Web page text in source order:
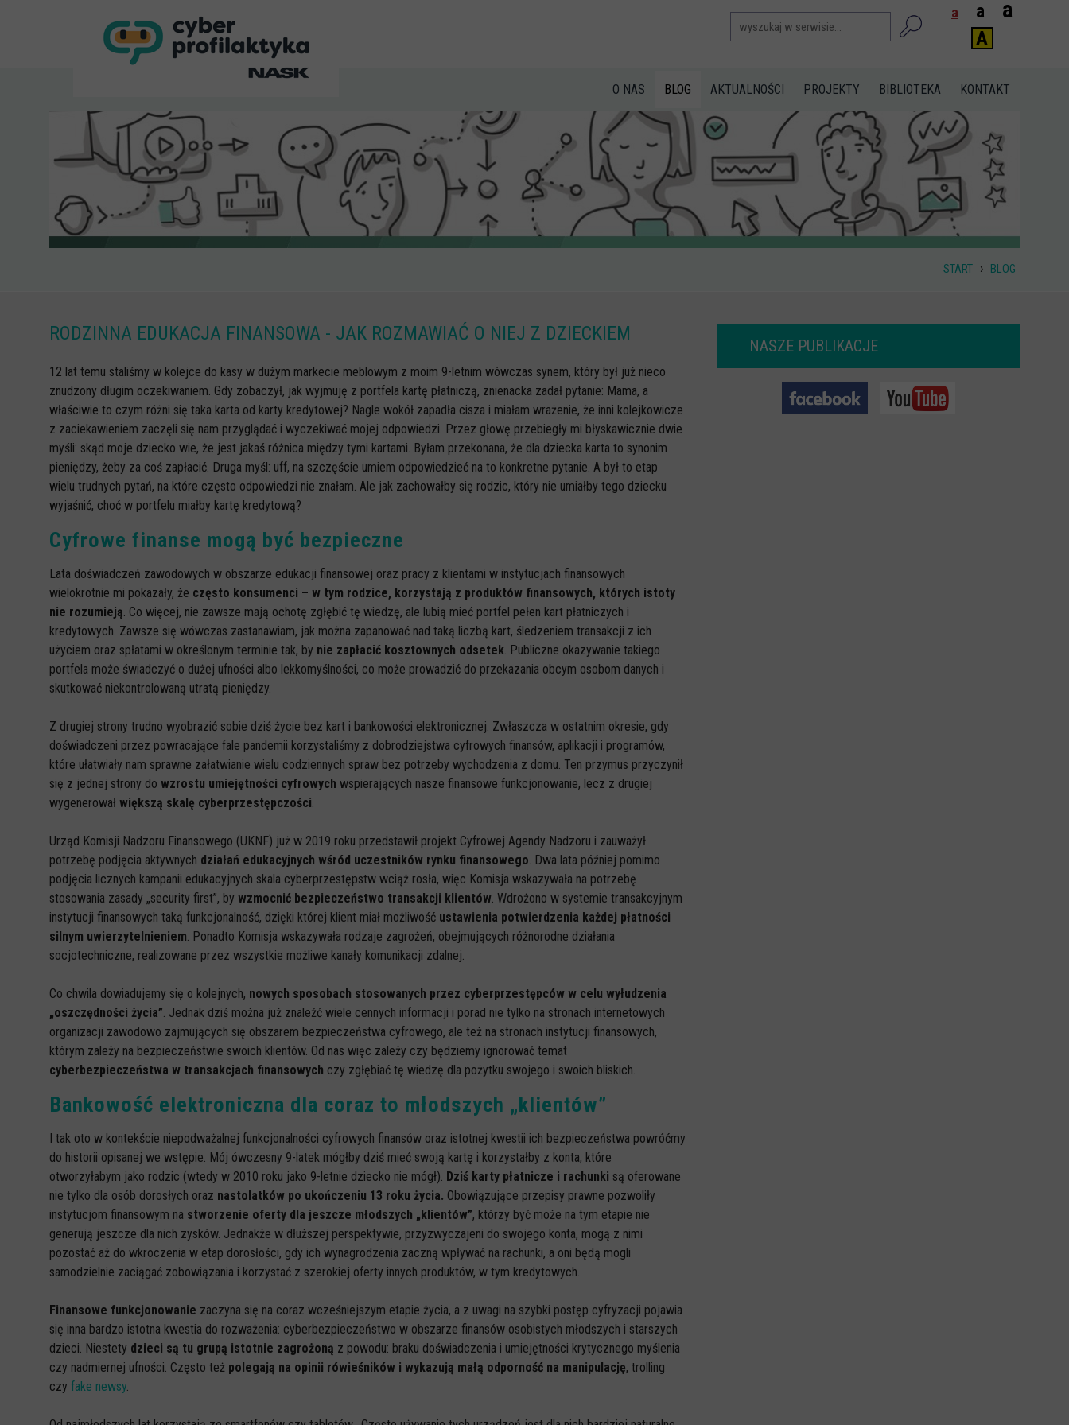
a a a
A
O NAS BLOG AKTUALNOŚCI PROJEKTY BIBLIOTEKA KONTAKT
START › BLOG
RODZINNA EDUKACJA FINANSOWA - JAK ROZMAWIAĆ O NIEJ Z DZIECKIEM
12 lat temu staliśmy w kolejce do kasy w dużym markecie meblowym z moim 9-letnim wówczas synem, który był już nieco
znudzony długim oczekiwaniem. Gdy zobaczył, jak wyjmuję z portfela kartę płatniczą, znienacka zadał pytanie: Mama, a
właściwie to czym różni się taka karta od karty kredytowej? Nagle wokół zapadła cisza i miałam wrażenie, że inni kolejkowicze
z zaciekawieniem zaczęli się nam przyglądać i wyczekiwać mojej odpowiedzi. Przez głowę przebiegły mi błyskawicznie dwie
myśli: skąd moje dziecko wie, że jest jakaś różnica między tymi kartami. Byłam przekonana, że dla dziecka karta to synonim
pieniędzy, żeby za coś zapłacić. Druga myśl: uff, na szczęście umiem odpowiedzieć na to konkretne pytanie. A był to etap
wielu trudnych pytań, na które często odpowiedzi nie znałam. Ale jak zachowałby się rodzic, który nie umiałby tego dziecku
wyjaśnić, choć w portfelu miałby kartę kredytową?
Cyfrowe finanse mogą być bezpieczne
Lata doświadczeń zawodowych w obszarze edukacji finansowej oraz pracy z klientami w instytucjach finansowych
wielokrotnie mi pokazały, że często konsumenci – w tym rodzice, korzystają z produktów finansowych, których istoty
nie rozumieją. Co więcej, nie zawsze mają ochotę zgłębić tę wiedzę, ale lubią mieć portfel pełen kart płatniczych i
kredytowych. Zawsze się wówczas zastanawiam, jak można zapanować nad taką liczbą kart, śledzeniem transakcji z ich
użyciem oraz spłatami w określonym terminie tak, by nie zapłacić kosztownych odsetek. Publiczne okazywanie takiego
portfela może świadczyć o dużej ufności albo lekkomyślności, co może prowadzić do przekazania obcym osobom danych i
skutkować niekontrolowaną utratą pieniędzy.
Z drugiej strony trudno wyobrazić sobie dziś życie bez kart i bankowości elektronicznej. Zwłaszcza w ostatnim okresie, gdy
doświadczeni przez powracające fale pandemii korzystaliśmy z dobrodziejstwa cyfrowych finansów, aplikacji i programów,
które ułatwiały nam sprawne załatwianie wielu codziennych spraw bez potrzeby wychodzenia z domu. Ten przymus przyczynił
się z jednej strony do wzrostu umiejętności cyfrowych wspierających nasze finansowe funkcjonowanie, lecz z drugiej
wygenerował większą skalę cyberprzestępczości.
Urząd Komisji Nadzoru Finansowego (UKNF) już w 2019 roku przedstawił projekt Cyfrowej Agendy Nadzoru i zauważył
potrzebę podjęcia aktywnych działań edukacyjnych wśród uczestników rynku finansowego. Dwa lata później pomimo
podjęcia licznych kampanii edukacyjnych skala cyberprzestępstw wciąż rosła, więc Komisja wskazywała na potrzebę
stosowania zasady „security first”, by wzmocnić bezpieczeństwo transakcji klientów. Wdrożono w systemie transakcyjnym
instytucji finansowych taką funkcjonalność, dzięki której klient miał możliwość ustawienia potwierdzenia każdej płatności
silnym uwierzytelnieniem. Ponadto Komisja wskazywała rodzaje zagrożeń, obejmujących różnorodne działania
socjotechniczne, realizowane przez wszystkie możliwe kanały komunikacji zdalnej.
Co chwila dowiadujemy się o kolejnych, nowych sposobach stosowanych przez cyberprzestępców w celu wyłudzenia
„oszczędności życia”. Jednak dziś można już znaleźć wiele cennych informacji i porad nie tylko na stronach internetowych
organizacji zawodowo zajmujących się obszarem bezpieczeństwa cyfrowego, ale też na stronach instytucji finansowych,
którym zależy na bezpieczeństwie swoich klientów. Od nas więc zależy czy będziemy ignorować temat
cyberbezpieczeństwa w transakcjach finansowych czy zgłębiać tę wiedzę dla pożytku swojego i swoich bliskich.
Bankowość elektroniczna dla coraz to młodszych „klientów”
I tak oto w kontekście niepodważalnej funkcjonalności cyfrowych finansów oraz istotnej kwestii ich bezpieczeństwa powróćmy
do historii opisanej we wstępie. Mój ówczesny 9-latek mógłby dziś mieć swoją kartę i korzystałby z konta, które
otworzyłabym jako rodzic (wtedy w 2010 roku jako 9-letnie dziecko nie mógł). Dziś karty płatnicze i rachunki są oferowane
nie tylko dla osób dorosłych oraz nastolatków po ukończeniu 13 roku życia. Obowiązujące przepisy prawne pozwoliły
instytucjom finansowym na stworzenie oferty dla jeszcze młodszych „klientów”, którzy być może na tym etapie nie
generują jeszcze dla nich zysków. Jednakże w dłuższej perspektywie, przyzwyczajeni do swojego konta, mogą z nimi
pozostać aż do wkroczenia w etap dorosłości, gdy ich wynagrodzenia zaczną wpływać na rachunki, a oni będą mogli
samodzielnie zaciągać zobowiązania i korzystać z szerokiej oferty innych produktów, w tym kredytowych.
Finansowe funkcjonowanie zaczyna się na coraz wcześniejszym etapie życia, a z uwagi na szybki postęp cyfryzacji pojawia
się inna bardzo istotna kwestia do rozważenia: cyberbezpieczeństwo w obszarze finansów osobistych młodszych i starszych
dzieci. Niestety dzieci są tu grupą istotnie zagrożoną z powodu: braku doświadczenia i umiejętności krytycznego myślenia
czy nadmiernej ufności. Często też polegają na opinii rówieśników i wykazują małą odporność na manipulację, trolling
czy fake newsy.
NASZE PUBLIKACJE